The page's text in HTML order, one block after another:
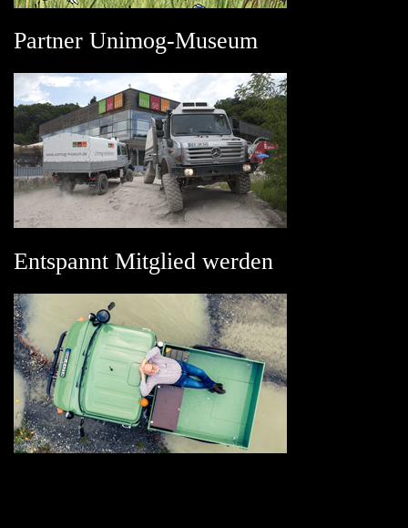
Partner Unimog-Museum
Entspannt Mitglied werden